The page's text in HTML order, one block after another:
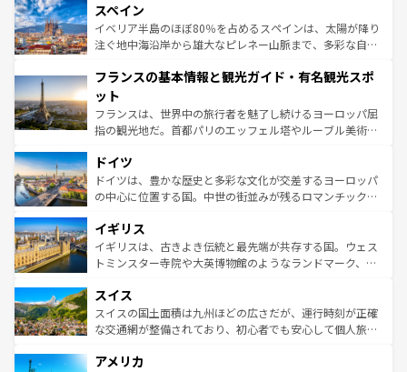
ろん、トスカーナの美しい田園風景やアマルフィ海岸の絶
景など、自然景観も見逃せない。観光の合間には、本場の
ピザやパスタなど、絶品のイタリア料理を堪能することも
ませてくれるイタリアで、忘れられない旅をしてみよう！
なお、新着のイタリア情報は
しい。
スペイン
イベリア半島のほぼ80％を占めるスペインは、太陽が降り
注ぐ地中海沿岸から雄大なピレネー山脈まで、多彩な自然
文化が根付くこの国では、情熱的なフラメンコ、熱気あふ
れる闘牛、そして美味しいタパスが生活の一部となってい
る。首都マドリードの洗練された雰囲気や、バルセロナの
アートに溢れた街角から、地方では古代ローマ遺跡や中世
せる。地方によって風土や気候が異なるスペインはその個
性で訪れる人を魅了する。 なお、新着のスペイン情報は コ
ンテンツ一覧を参照してほしい。
フランスの基本情報と観光ガイド・有名観光スポ
ット
フランスは、世界中の旅行者を魅了し続けるヨーロッパ屈
指の観光地だ。首都パリのエッフェル塔やルーブル美術館
で、幅広い魅力が詰まっている。華麗な宮殿、歴史的な大
聖堂、美しいビーチ、そして豊かな自然が、訪れる者を心
から魅了する。また、フランスは美食の国としても知ら
いる。シャンパンの発祥地であるランス、プロヴァンスの
香り高いラベンダー畑など、多彩な楽しみ方が可能だ。さ
らに、パリ以外の地域にも魅力が溢れており、どの街角に
れる地方に足を運ぶとそれぞれで全く異なる文化を体験で
きるだろう。 なお、新着のフランス情報はコンテンツ一覧
を参照してほしい。
ドイツ
ドイツは、豊かな歴史と多彩な文化が交差するヨーロッパ
の中心に位置する国。中世の街並みが残るロマンチック街
顔を持つこの国は、どこを歩いても飽きることがない。ベ
ルリンの文化的活気、バイエルン州のアルプスの絶景、そ
してライン川沿いのワイン畑といった風景は必見。ビール
は、お酒好きな人にはぜひ体験してほしい。 なお、新着の
ドイツ情報はコンテンツ一覧を参照してほしい。
イギリス
イギリスは、古きよき伝統と最先端が共存する国。ウェス
トミンスター寺院や大英博物館のようなランドマーク、歴
リアごとに異なる魅力がある。また、優雅なアフタヌーン
ティー、ビール好きにはたまらない英国パブ、サッカー観
戦など、本場だからこそできる体験も豊富。イギリスを旅
ンツ一覧を参照してほしい。
スイス
スイスの国土面積は九州ほどの広さだが、運行時刻が正確
な交通網が整備されており、初心者でも安心して個人旅行
の建物がそのまま残る町や、スイスならではのユニークな
アメリカ